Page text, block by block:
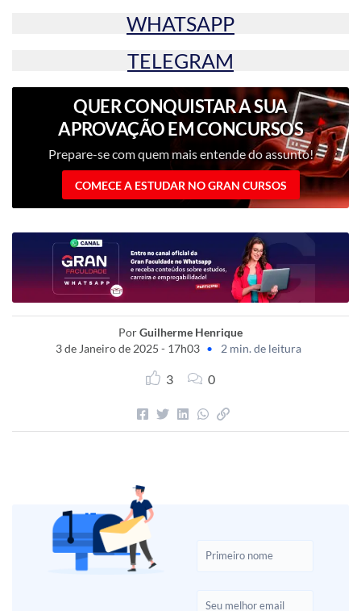
WHATSAPP
TELEGRAM
QUER CONQUISTAR A SUA
APROVAÇÃO EM CONCURSOS
PÚBLICOS?
Prepare-se com quem mais entende do assunto!
COMECE A ESTUDAR NO GRAN CURSOS
PorGuilherme Henrique
3 de Janeiro de 2025 - 17h03 • 2 min. de leitura
3 0